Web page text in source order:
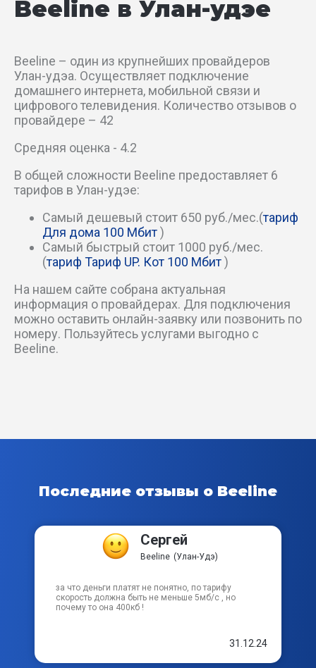
Таежный пер
Третьяковский проезд
Урожайный пер
Уссурийский пер
Центральный пер
Школьный пер
Яблоневый пер
б-р Карла Маркса
км 502
пер Суворова
пр-кт 50-летия Октября
Beeline в Улан-удэе
Beeline – один из крупнейших провайдеров
Улан-удэа. Осуществляет подключение
домашнего интернета, мобильной связи и
цифрового телевидения. Количество отзывов о
провайдере – 42
Средняя оценка - 4.2
В общей сложности Beeline предоставляет 6
тарифов в Улан-удэе:
Самый дешевый стоит 650 руб./мес.(тариф
Для дома 100 Мбит)
Самый быстрый стоит 1000 руб./мес.
(тариф Тариф UP. Кот 100 Мбит)
На нашем сайте собрана актуальная
информация о провайдерах. Для подключения
можно оставить онлайн-заявку или позвонить по
номеру. Пользуйтесь услугами выгодно с
Beeline.
Последние отзывы о Beeline
Сергей
Beeline (Улан-Удэ)
за что деньги платят не понятно, по тарифу
скорость должна быть не меньше 5мб/с , но
почему то она 400кб !
31.12.24